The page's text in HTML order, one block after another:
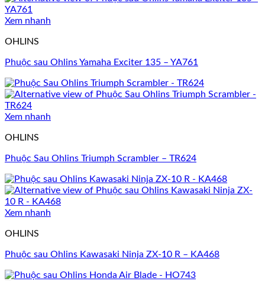
Xem nhanh
OHLINS
Phuộc sau Ohlins Yamaha Exciter 135 – YA761
Xem nhanh
OHLINS
Phuộc Sau Ohlins Triumph Scrambler – TR624
Xem nhanh
OHLINS
Phuộc sau Ohlins Kawasaki Ninja ZX-10 R – KA468